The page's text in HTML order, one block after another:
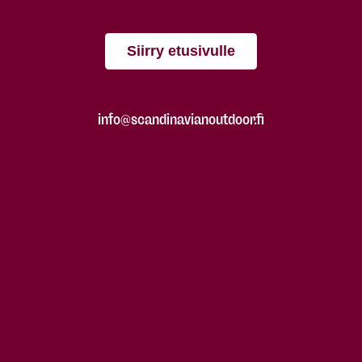
Siirry etusivulle
info@scandinavianoutdoor.fi